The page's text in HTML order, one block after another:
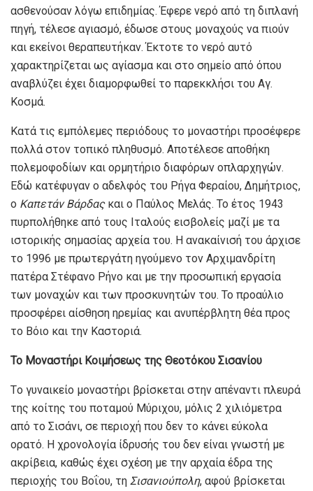
ασθενούσαν λόγω επιδημίας. Έφερε νερό από τη διπλανή
πηγή, τέλεσε αγιασμό, έδωσε στους μοναχούς να πιούν
και εκείνοι θεραπευτήκαν. Έκτοτε το νερό αυτό
χαρακτηρίζεται ως αγίασμα και στο σημείο από όπου
αναβλύζει έχει διαμορφωθεί το παρεκκλήσι του Αγ.
Κοσμά.
Κατά τις εμπόλεμες περιόδους το μοναστήρι προσέφερε
πολλά στον τοπικό πληθυσμό. Αποτέλεσε αποθήκη
πολεμοφοδίων και ορμητήριο διαφόρων οπλαρχηγών.
Εδώ κατέφυγαν ο αδελφός του Ρήγα Φεραίου, Δημήτριος,
ο Καπετάν Βάρδαςκαι ο Παύλος Μελάς. Το έτος 1943
πυρπολήθηκε από τους Ιταλούς εισβολείς μαζί με τα
ιστορικής σημασίας αρχεία του. Η ανακαίνισή του άρχισε
το 1996 με πρωτεργάτη ηγούμενο τον Αρχιμανδρίτη
πατέρα Στέφανο Ρήνο και με την προσωπική εργασία
των μοναχών και των προσκυνητών του. Το προαύλιο
προσφέρει αίσθηση ηρεμίας και ανυπέρβλητη θέα προς
το Βόιο και την Καστοριά.
Το Μοναστήρι Κοιμήσεως της Θεοτόκου Σισανίου
Τo γυναικείο μοναστήρι βρίσκεται στην απέναντι πλευρά
της κοίτης του ποταμού Μύριχου, μόλις 2 χιλιόμετρα
από το Σισάνι, σε περιοχή που δεν το κάνει εύκολα
ορατό. Η χρονολογία ίδρυσής του δεν είναι γνωστή με
ακρίβεια, καθώς έχει σχέση με την αρχαία έδρα της
περιοχής του Βοΐου, τη Σισανιούπολη, αφού βρίσκεται